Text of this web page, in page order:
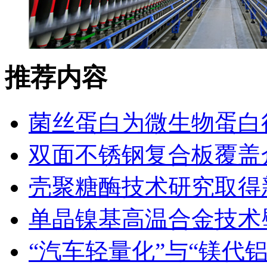
推荐内容
菌丝蛋白为微生物蛋
双面不锈钢复合板覆
壳聚糖酶技术研究取
单晶镍基高温合金技
“汽车轻量化”与“镁代